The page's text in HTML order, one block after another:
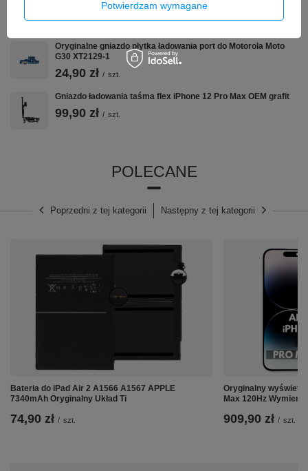
➡️ Wysoka jakość obrazu
✅ Wyświetlacz do Apple iPhone 14 Pro Max
oferuje
doskonałą jakość obrazu, precyzję kolorów i wysoką
trwałość,zapewniając wspaniałe wrażenia wizualne
✅ Kompatybilność wyświetlacza z iPhone 14 Pro
A2882 A2649 OEM
46,00 zł / szt.
Oryginalne gniazdo płytka ładowania port do Motorola Moto
G30 XT2129-1
24,90 zł / szt.
Gniazdo ładowania taśma flex iPhone 12 Pro Max OEM grafit
99,90 zł / szt.
POLECANE
Poprzedni z tej kategorii Następny z tej kategorii
Bateria do iPad Air 2 A1566 A1567 APPLE
7340mAh Oryginalny Układ Ti
74,90 zł / szt.
Oryginalny
Max 120Hz
909,90 zł / szt.
Potwierdzam wymagane